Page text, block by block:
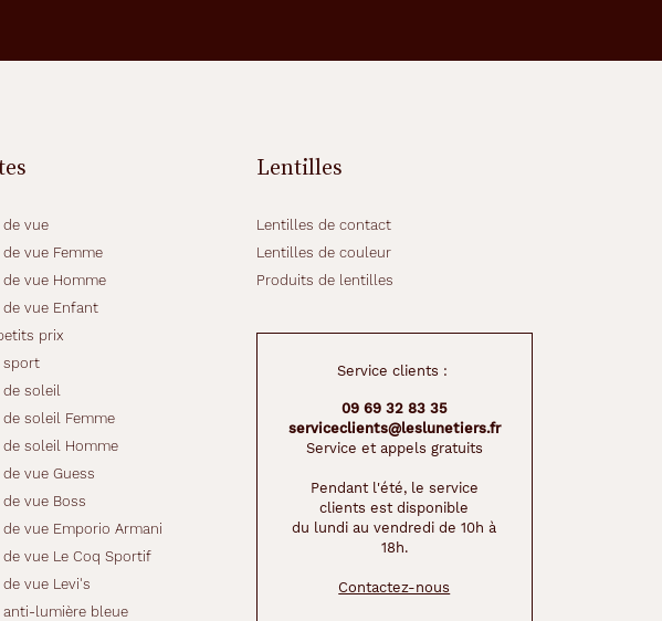
vue
vue Femme
vue Homme
vue Enfant
prix
sport
de soleil
soleil Femme
soleil Homme
vue Guess
vue Boss
vue Emporio Armani
vue Le Coq Sportif
vue Levi's
anti-lumière bleue
Lentilles
Lentilles de contact
Lentilles de couleur
Produits de lentilles
Service clients :
09 69 32 83 35
serviceclients@leslunetiers.fr
Service et appels gratuits
Pendant l'été, le service
clients est disponible
du lundi au vendredi de 10h à
18h.
Contactez-nous